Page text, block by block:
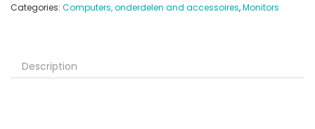
Categories: Computers, onderdelen and accessoires,Monitors
Description